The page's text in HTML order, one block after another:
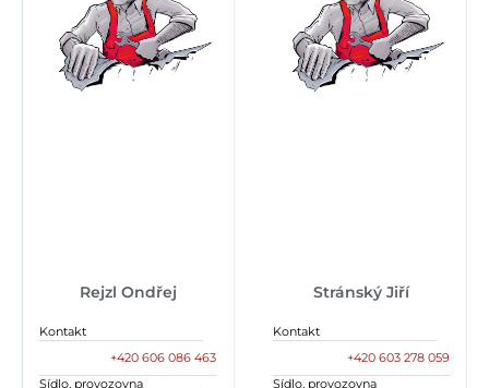
Rejzl Ondřej
Kontakt
+420 606 086 463
Sídlo, provozovna
Stránský Jiří
Kontakt
+420 603 278 059
Sídlo, provozovna